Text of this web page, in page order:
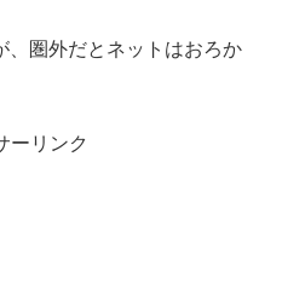
、圏外だとネットはおろか
ーリンク